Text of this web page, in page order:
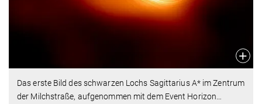
Das erste Bild des schwarzen Lochs Sagittarius A* im Zentrum
der Milchstraße, aufgenommen mit dem Event Horizon